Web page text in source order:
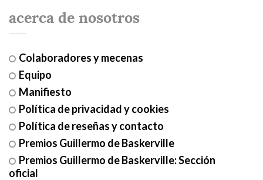
acerca de nosotros
Colaboradores y mecenas
Equipo
Manifiesto
Política de privacidad y cookies
Política de reseñas y contacto
Premios Guillermo de Baskerville
Premios Guillermo de Baskerville: Sección
oficial